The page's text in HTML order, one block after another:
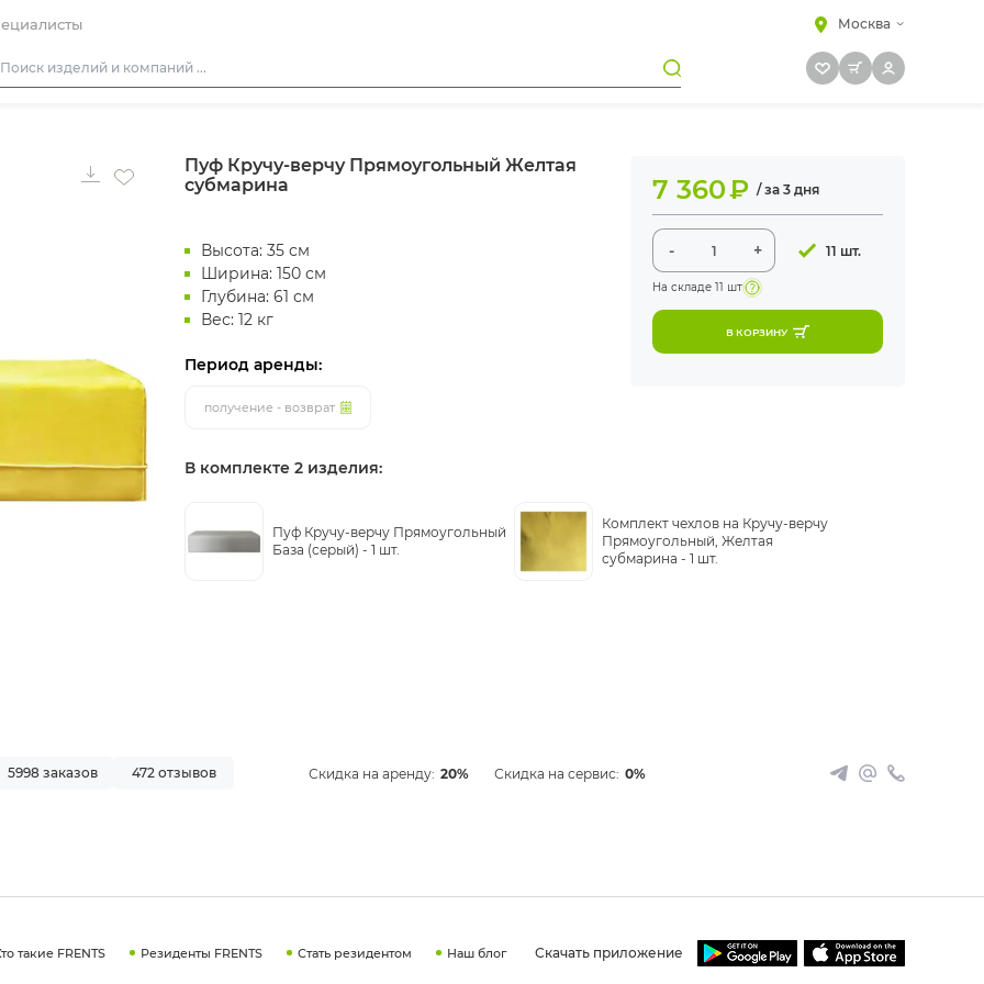
Москва
Фуршетная мебель
Пуф Кручу-верчу Прямоугольный Желтая
субмарина
Высота: 35 см
Ширина: 150 см
Глубина: 61 см
Вес: 12 кг
Период аренды:
получение - возврат
7 360₽ / за 3 дня
- + 11 шт.
На складе 11 шт
В КОРЗИНУ
В комплекте 2 изделия:
Пуф Кручу-верчу Прямоугольный
База (серый) - 1 шт.
Комплект чехлов на Кручу-верчу
Прямоугольный, Желтая
субмарина - 1 шт.
5998 заказов 472 отзывов Скидка на аренду: 20% Скидка на сервис: 0%
такие FRENTS Резиденты FRENTS Стать резидентом Наш блог Скачать приложение